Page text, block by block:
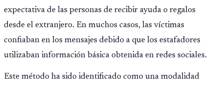
expectativa de las personas de recibir ayuda o regalos
desde el extranjero. En muchos casos, las víctimas
confiaban en los mensajes debido a que los estafadores
utilizaban información básica obtenida en redes sociales.
Este método ha sido identificado como una modalidad